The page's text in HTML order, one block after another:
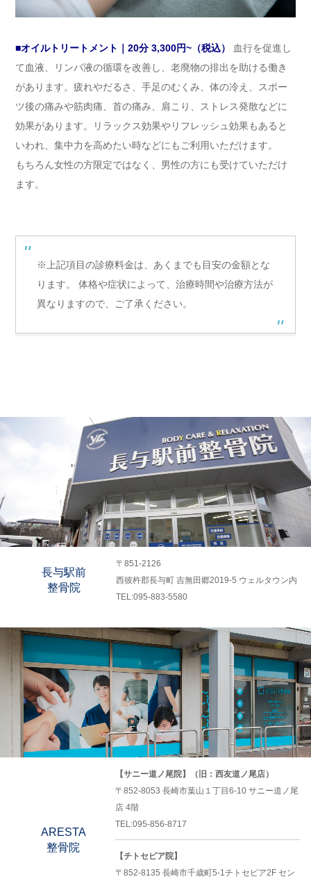
■オイルトリートメント｜20分 3,300円~（税込）
血行を促進し
て血液、リンパ液の循環を改善し、老廃物の排出を助ける働き
があります。疲れやだるさ、手足のむくみ、体の冷え、スポー
ツ後の痛みや筋肉痛、首の痛み、肩こり、ストレス発散などに
効果があります。リラックス効果やリフレッシュ効果もあると
いわれ、集中力を高めたい時などにもご利用いただけます。
もちろん女性の方限定ではなく、男性の方にも受けていただけ
ます。
※上記項目の診療料金は、あくまでも目安の金額とな
ります。 体格や症状によって、治療時間や治療方法が
異なりますので、ご了承ください。
長与駅前
整骨院
〒851-2126
西彼杵郡長与町 吉無田郷2019-5 ウェルタウン内
TEL:095-883-5580
ARESTA
整骨院
【サニー道ノ尾院】（旧：西友道ノ尾店）
〒852-8053 長崎市葉山１丁目6-10 サニー道ノ尾
店 4階
TEL:095-856-8717
【チトセピア院】
〒852-8135 長崎市千歳町5-1チトセピア2F セン